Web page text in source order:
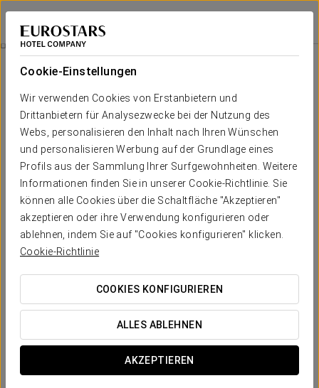
Cookie-Einstellungen
Wir verwenden Cookies von Erstanbietern und
Drittanbietern für Analysezwecke bei der Nutzung des
Webs, personalisieren den Inhalt nach Ihren Wünschen
und personalisieren Werbung auf der Grundlage eines
Profils aus der Sammlung Ihrer Surfgewohnheiten. Weitere
Informationen finden Sie in unserer Cookie-Richtlinie. Sie
können alle Cookies über die Schaltfläche "Akzeptieren"
akzeptieren oder ihre Verwendung konfigurieren oder
ablehnen, indem Sie auf "Cookies konfigurieren" klicken.
Cookie-Richtlinie
COOKIES KONFIGURIEREN
ALLES ABLEHNEN
AKZEPTIEREN
Eurostars Acteón
VALENCIA
Romantisches Erlebnis
20€
Romantisches Erlebnis
die Liebe konzentrieren können.
Im Eurostars Acteón haben wir ein romantisches Erlebnis
geschaffen, das Sie mit Ihrem Partner teilen können.
Momente zum Verlieben in einer gemütlichen und charmanten
Atmosphäre.